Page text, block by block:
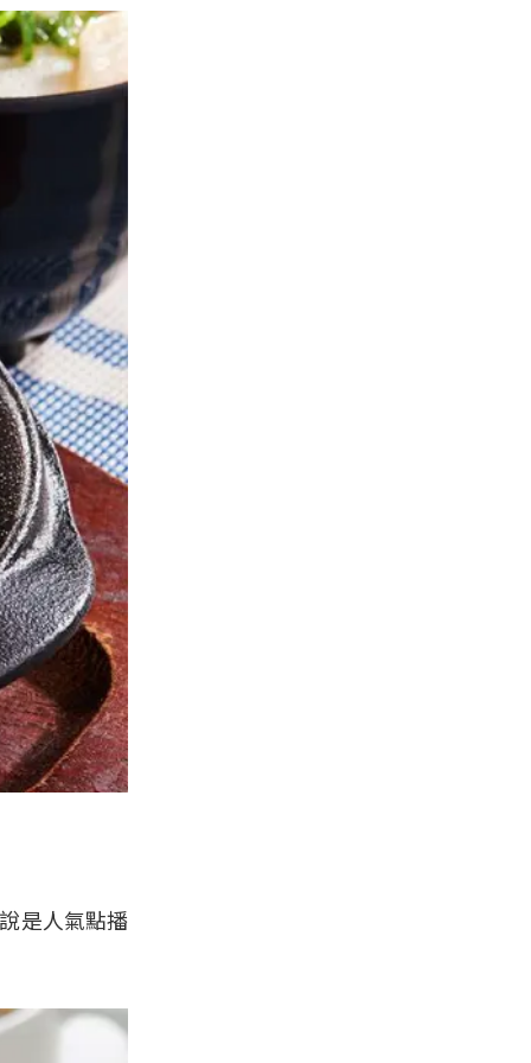
是人氣點播